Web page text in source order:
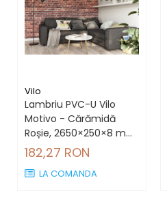
Vilo
Lambriu PVC-U Vilo
Motivo - Cărămidă
Roșie, 2650×250×8 mm,
2.65 mp/cutie (4
bucăți)
182,27 RON
LA COMANDA